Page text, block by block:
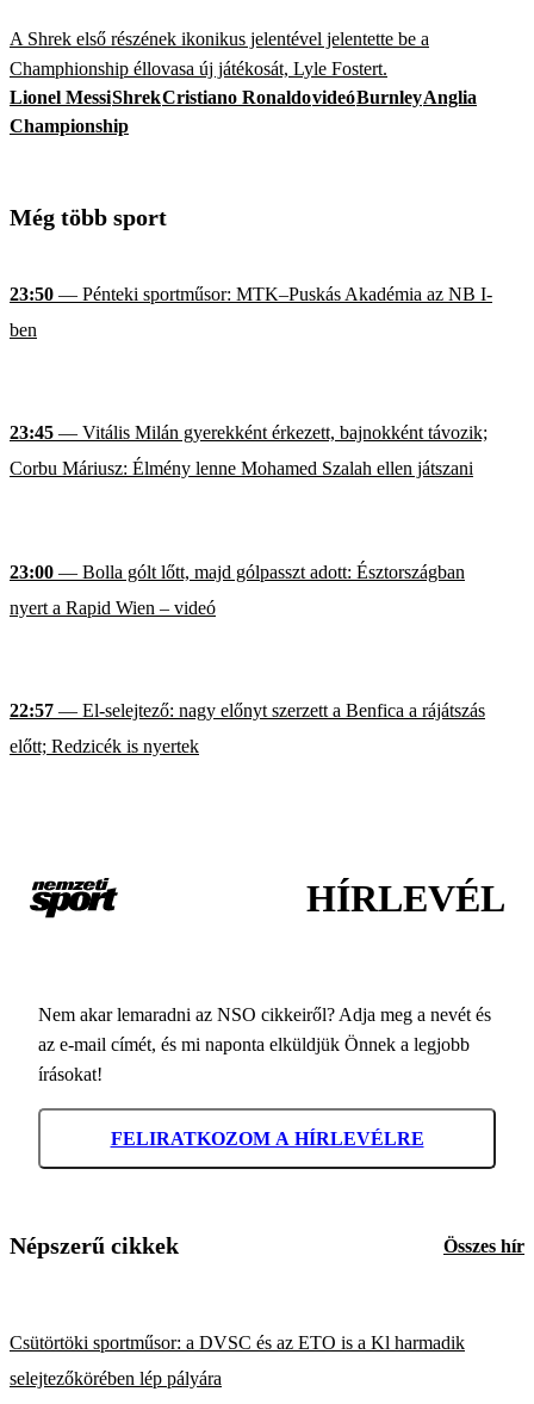
A Shrek első részének ikonikus jelentével jelentette be a
Champhionship éllovasa új játékosát, Lyle Fostert.
Lionel MessiShrekCristiano RonaldovideóBurnleyAnglia
Championship
Még több sport
23:50 — Pénteki sportműsor: MTK–Puskás Akadémia az NB I-
ben
23:45 — Vitális Milán gyerekként érkezett, bajnokként távozik;
Corbu Máriusz: Élmény lenne Mohamed Szalah ellen játszani
23:00 — Bolla gólt lőtt, majd gólpasszt adott: Észtországban
nyert a Rapid Wien – videó
22:57 — El-selejtező: nagy előnyt szerzett a Benfica a rájátszás
előtt; Redzicék is nyertek
HÍRLEVÉL
Nem akar lemaradni az NSO cikkeiről? Adja meg a nevét és
az e-mail címét, és mi naponta elküldjük Önnek a legjobb
írásokat!
FELIRATKOZOM A HÍRLEVÉLRE
Népszerű cikkek Összes hír
Csütörtöki sportműsor: a DVSC és az ETO is a Kl harmadik
selejtezőkörében lép pályára